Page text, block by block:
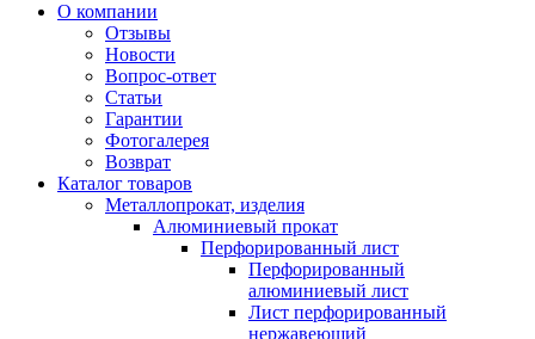
О компании
Отзывы
Новости
Вопрос-ответ
Статьи
Гарантии
Фотогалерея
Возврат
Каталог товаров
Металлопрокат, изделия
Алюминиевый прокат
Перфорированный лист
Перфорированный
алюминиевый лист
Лист перфорированный
нержавеющий